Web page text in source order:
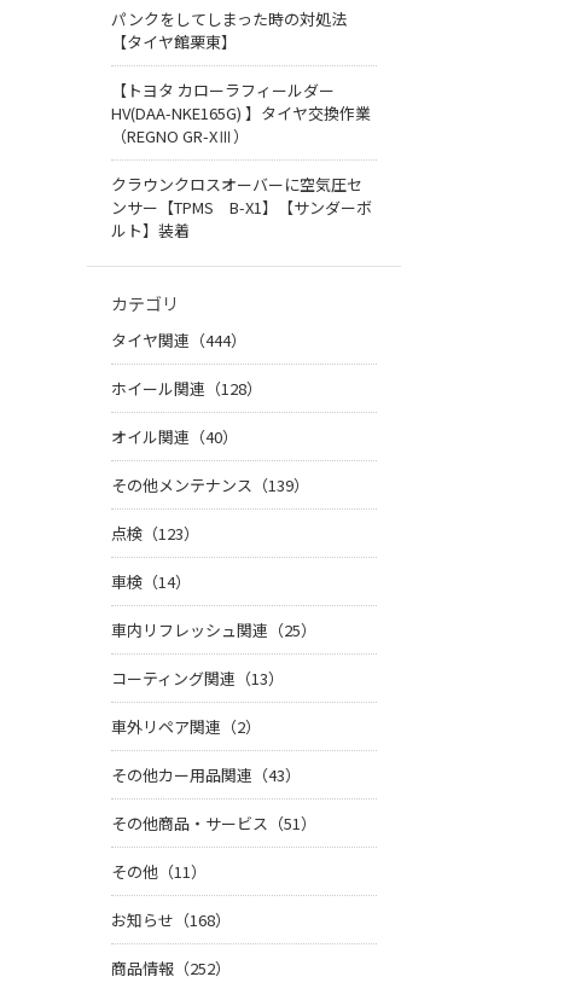
パンクをしてしまった時の対処法
【タイヤ館栗東】
【トヨタ カローラフィールダー
HV(DAA-NKE165G) 】タイヤ交換作業
（REGNO GR-XⅢ）
クラウンクロスオーバーに空気圧セ
ンサー【TPMS B-X1】【サンダーボ
ルト】装着
カテゴリ
タイヤ関連（444）
ホイール関連（128）
オイル関連（40）
その他メンテナンス（139）
点検（123）
車検（14）
車内リフレッシュ関連（25）
コーティング関連（13）
車外リペア関連（2）
その他カー用品関連（43）
その他商品・サービス（51）
その他（11）
お知らせ（168）
商品情報（252）